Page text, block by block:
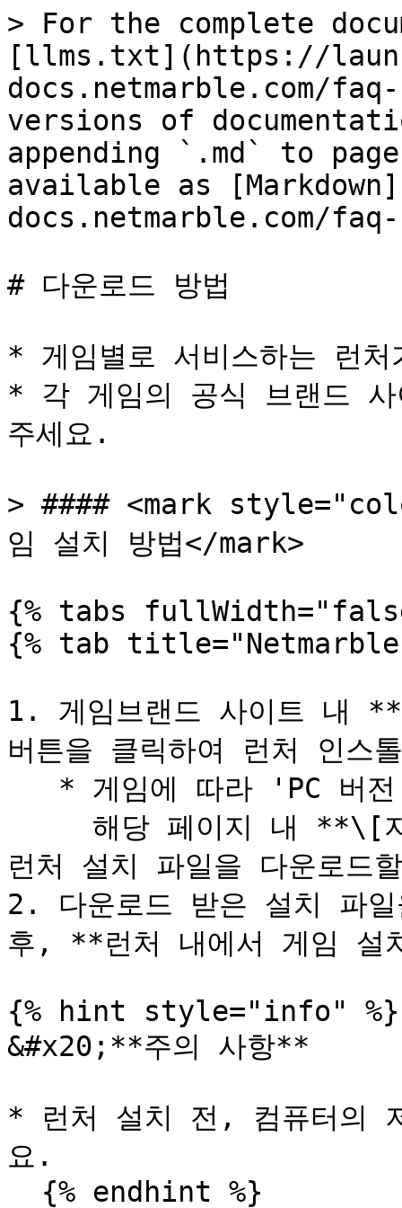
> For the complete
[llms.txt](https://
docs.netmarble.com/
versions of
appending `.md` to
available as
docs.netmarble.com/
# 다운로드 방법
* 게임별로 서비스하는 런
* 각 게임의 공식 브랜드 사
주세요.
> #### <mark
임 설치 방법</mark>
{% tabs
{% tab title="Netmarble
1. 게임브랜드 사이트 내
버튼을 클릭하여 런처 인스
런처 설치 파일을 다운로드
2. 다운로드 받은 설치 파
후, **런처 내에서 게임 설
{% hint style="info" %}
&#x20;**주의 사항**
* 런처 설치 전, 컴퓨터의
요.